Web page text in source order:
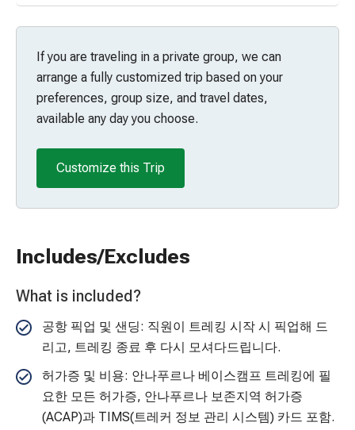
If you are traveling in a private group, we can
arrange a fully customized trip based on your
preferences, group size, and travel dates,
available any day you choose.
Customize this Trip
Includes/Excludes
What is included?
공항 픽업 및 샌딩: 직원이 트레킹 시작 시 픽업해 드
리고, 트레킹 종료 후 다시 모셔다드립니다.
허가증 및 비용: 안나푸르나 베이스캠프 트레킹에 필
요한 모든 허가증, 안나푸르나 보존지역 허가증
(ACAP)과 TIMS(트레커 정보 관리 시스템) 카드 포함.